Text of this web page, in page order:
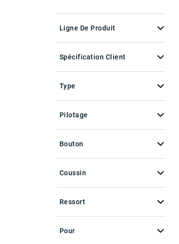
Ligne De Produit
Spécification Client
Type
Pilotage
Bouton
Coussin
Ressort
Pour